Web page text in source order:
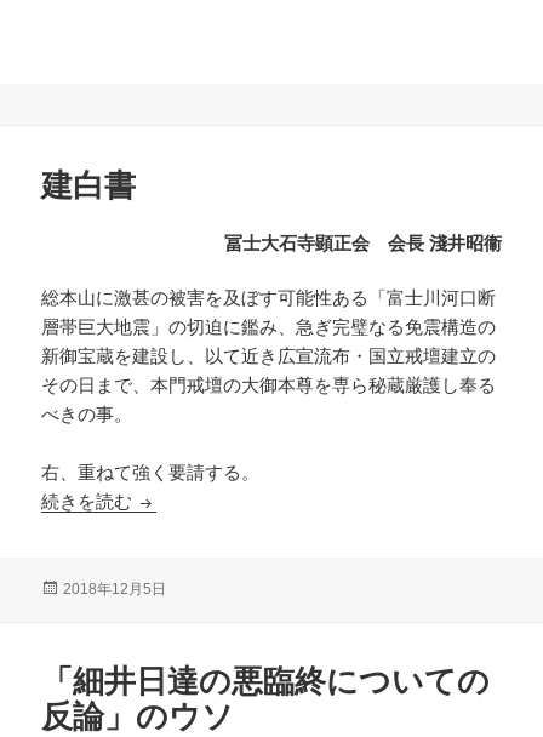
建白書
冨士大石寺顕正会 会長 淺井昭衞
総本山に激甚の被害を及ぼす可能性ある「富士川河口断
層帯巨大地震」の切迫に鑑み、急ぎ完璧なる免震構造の
新御宝蔵を建設し、以て近き広宣流布・国立戒壇建立の
その日まで、本門戒壇の大御本尊を専ら秘蔵厳護し奉る
べきの事。
右、重ねて強く要請する。
続きを読む 建白書
投
2018年12月5日
「細井日達の悪臨終についての
反論」のウソ